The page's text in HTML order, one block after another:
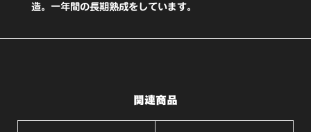
70g【有
馬
造。一年間の長期熟成をしています。
関連商品